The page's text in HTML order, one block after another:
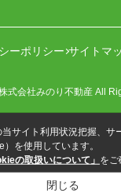
ーポリシー サイトマ
式会社みのり不動産 All
サイト利用状況把握、サ
を使用しています。
の取扱いについて」 をご
閉じる